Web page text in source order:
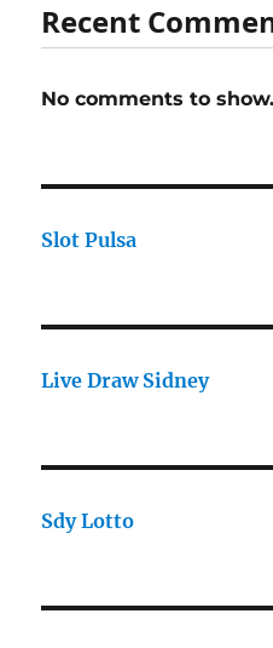
Recent
No comments to show.
Slot Pulsa
Live Draw Sidney
Sdy Lotto